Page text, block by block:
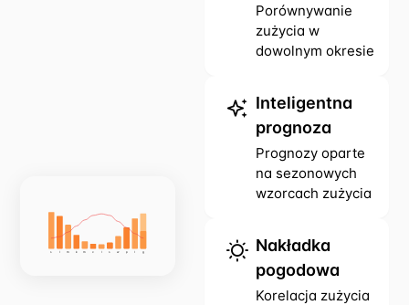
s l m k m c l s w p l g
Porównywanie
zużycia w
dowolnym okresie
Inteligentna
prognoza
Prognozy oparte
na sezonowych
wzorcach zużycia
Nakładka
pogodowa
Korelacja zużycia